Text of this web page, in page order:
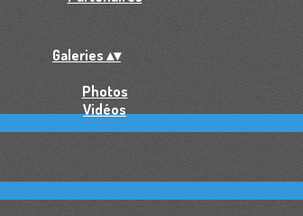
Galeries ▴▾
Photos
Vidéos